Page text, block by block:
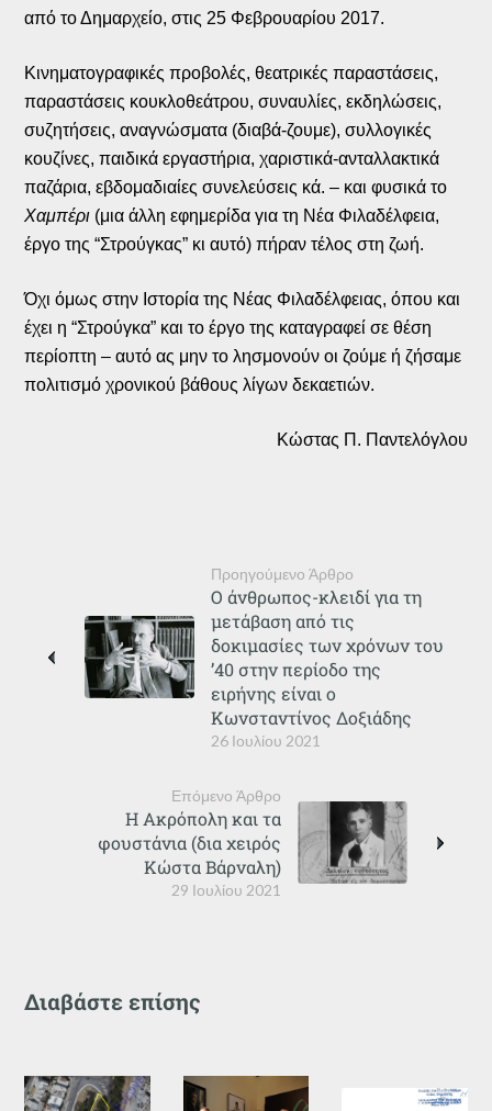
από το Δημαρχείο, στις 25 Φεβρουαρίου 2017.
Κινηματογραφικές προβολές, θεατρικές παραστάσεις,
παραστάσεις κουκλοθεάτρου, συναυλίες, εκδηλώσεις,
συζητήσεις, αναγνώσματα (διαβά-ζουμε), συλλογικές
κουζίνες, παιδικά εργαστήρια, χαριστικά-ανταλλακτικά
παζάρια, εβδομαδιαίες συνελεύσεις κά. – και φυσικά το
Χαμπέρι (μια άλλη εφημερίδα για τη Νέα Φιλαδέλφεια,
έργο της “Στρούγκας” κι αυτό) πήραν τέλος στη ζωή.
Όχι όμως στην Ιστορία της Νέας Φιλαδέλφειας, όπου και
έχει η “Στρούγκα” και το έργο της καταγραφεί σε θέση
περίοπτη – αυτό ας μην το λησμονούν οι ζούμε ή ζήσαμε
πολιτισμό χρονικού βάθους λίγων δεκαετιών.
Κώστας Π. Παντελόγλου
Προηγούμενο Άρθρο
26 Ιουλίου 2021
Ο άνθρωπος-κλειδί για τη
μετάβαση από τις
δοκιμασίες των χρόνων του
’40 στην περίοδο της
ειρήνης είναι ο
Κωνσταντίνος Δοξιάδης
Επόμενο Άρθρο
29 Ιουλίου 2021
Η Ακρόπολη και τα
φουστάνια (δια χειρός
Κώστα Βάρναλη)
Διαβάστε επίσης